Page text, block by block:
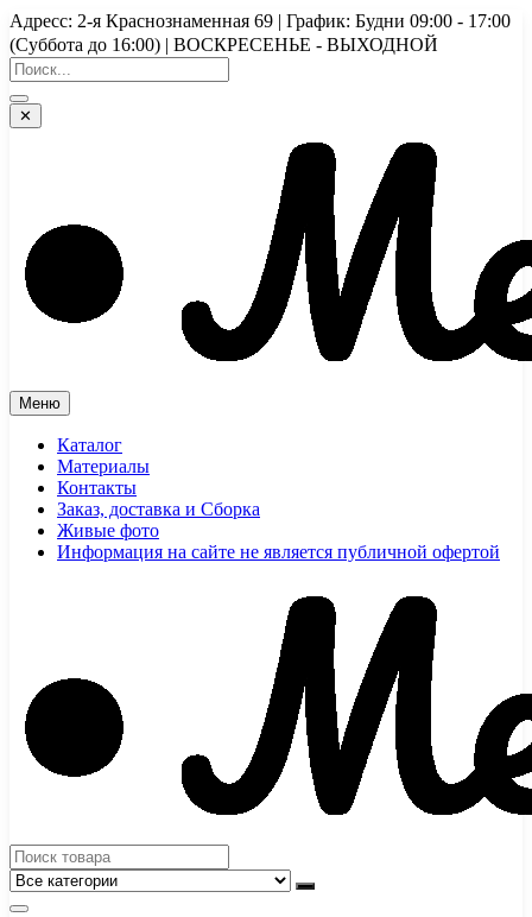
Перейти
к
содержимому
Адресс: 2-я Краснознаменная 69 | График: Будни 09:00 - 17:00
(Суббота до 16:00) | ВОСКРЕСЕНЬЕ - ВЫХОДНОЙ
✕
Меню
Каталог
Материалы
Контакты
Заказ, доставка и Сборка
Живые фото
Информация на сайте не является публичной офертой